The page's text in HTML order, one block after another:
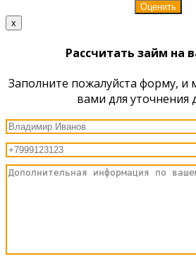
x
Рассчитать займ на
Заполните пожалуйста форму, и
вами для уточнения